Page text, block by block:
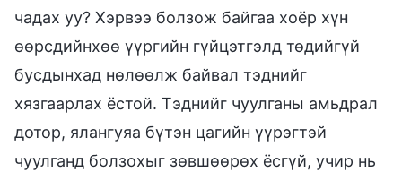
чадах уу? Хэрвээ болзож байгаа хоёр хүн
өөрсдийнхөө үүргийн гүйцэтгэлд төдийгүй
бусдынхад нөлөөлж байвал тэднийг
хязгаарлах ёстой. Тэднийг чуулганы амьдрал
дотор, ялангуяа бүтэн цагийн үүрэгтэй
чуулганд болзохыг зөвшөөрөх ёсгүй, учир нь